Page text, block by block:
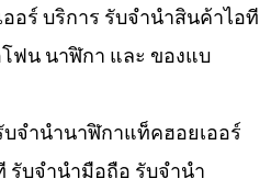
อร์ บริการ รับจำนำสินค้าไอที
ฟน นาฬิกา และ ของแบ
จำนำนาฬิกาแท็คฮอยเออร์
รับจำนำมือถือ รับจำนำ